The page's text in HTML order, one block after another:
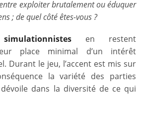
exploiter brutalement ou éduquer
; de quel côté êtes-vous ?
en restent
place minimal d’un intérêt
Durant le jeu, l’accent est mis sur
la variété des parties
dans la diversité de ce qui